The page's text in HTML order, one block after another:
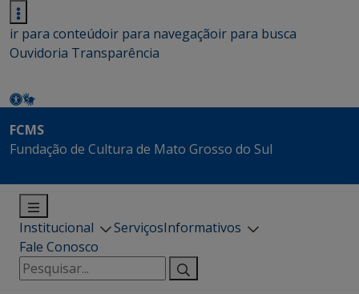
ir para conteúdoir para navegaçãoir para busca
Ouvidoria Transparência
FCMS
Fundação de Cultura de Mato Grosso do Sul
Institucional ServiçosInformativos
Fale Conosco
Pesquisar
por: